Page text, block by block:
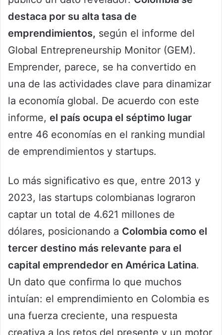
destaca por su alta tasa de
emprendimientos, según el informe del
Global Entrepreneurship Monitor (GEM).
Emprender, parece, se ha convertido en
una de las actividades clave para dinamizar
la economía global. De acuerdo con este
informe, el país ocupa el séptimo lugar
entre 46 economías en el ranking mundial
de emprendimientos y startups.
Lo más significativo es que, entre 2013 y
2023, las startups colombianas lograron
captar un total de 4.621 millones de
dólares, posicionando a Colombia como el
tercer destino más relevante para el
capital emprendedor en América Latina.
Un dato que confirma lo que muchos
intuían: el emprendimiento en Colombia es
una fuerza creciente, una respuesta